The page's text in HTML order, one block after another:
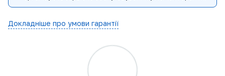
Докладніше про умови гарантії